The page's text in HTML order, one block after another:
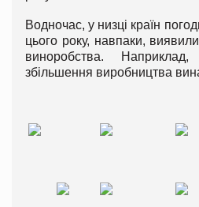
Водночас, у низці країн
цього року, навпаки,
виноробства.
збільшення виробництва